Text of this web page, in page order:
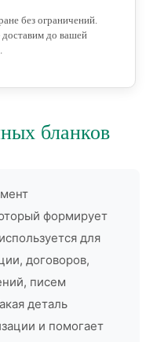
без ограничений.
до вашей
бланков
формирует
для
договоров,
писем
деталь
и помогает